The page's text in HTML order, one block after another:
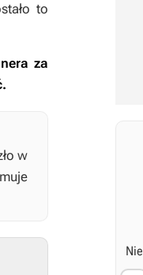
to
za
w
Nie